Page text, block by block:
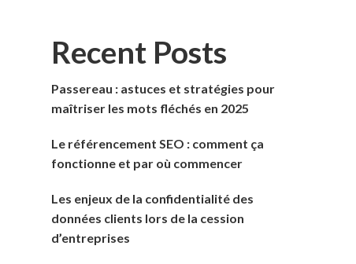
Recent Posts
Passereau : astuces et stratégies pour
maîtriser les mots fléchés en 2025
Le référencement SEO : comment ça
fonctionne et par où commencer
Les enjeux de la confidentialité des
données clients lors de la cession
d’entreprises